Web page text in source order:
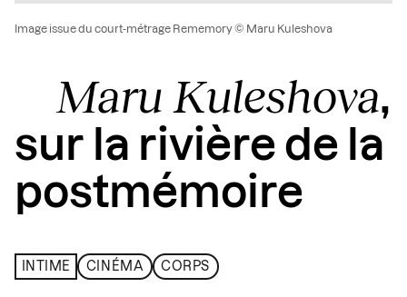
Maru Kuleshova,
sur la rivière de la
postmémoire
INTIME CINÉMA CORPS
Image issue du court-métrage Rememory © Maru Kuleshova